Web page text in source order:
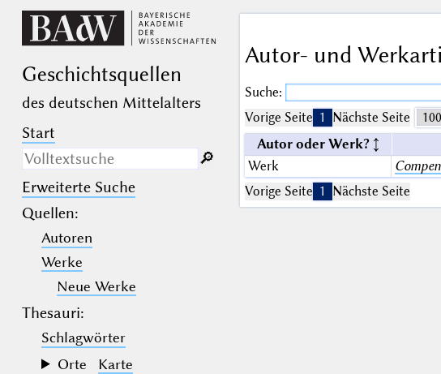
Geschichts­quellen
des deutschen Mittelalters
Start
Nur in Beschreibungs­texten
suchen
(der Unterstrich) ist Platzhalter für
genau ein Zeichen.
(das Prozentzeichen) ist Platzhalter
für kein, ein oder mehr als ein
Zeichen.
🔎︎
Erweiterte Suche
Quellen:
Autoren
Werke
Neue Werke
Thesauri:
Schlagwörter
Orte
Karte
Autor- und
Suche:
Vorige Seite 1 Nächste Seite
Autor oder Werk?
Werk
Vorige Seite 1 Nächste Seite